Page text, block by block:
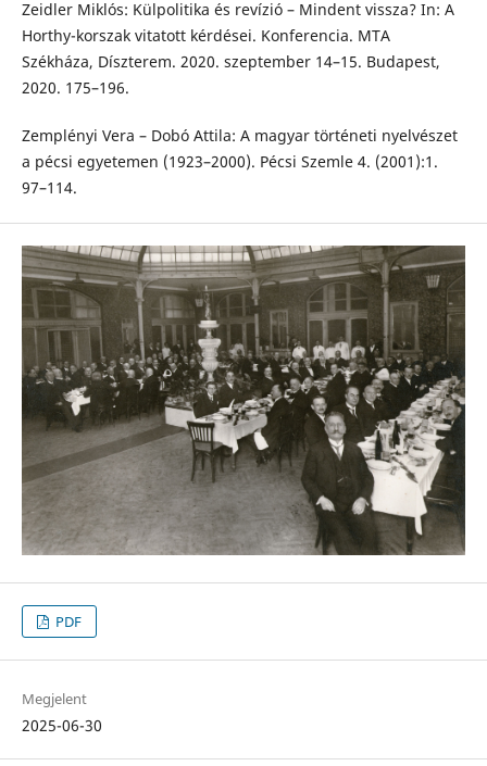
Zeidler Miklós: Külpolitika és revízió – Mindent vissza? In: A
Horthy-korszak vitatott kérdései. Konferencia. MTA
Székháza, Díszterem. 2020. szeptember 14–15. Budapest,
2020. 175–196.
Zemplényi Vera – Dobó Attila: A magyar történeti nyelvészet
a pécsi egyetemen (1923–2000). Pécsi Szemle 4. (2001):1.
97–114.
PDF
Megjelent
2025-06-30